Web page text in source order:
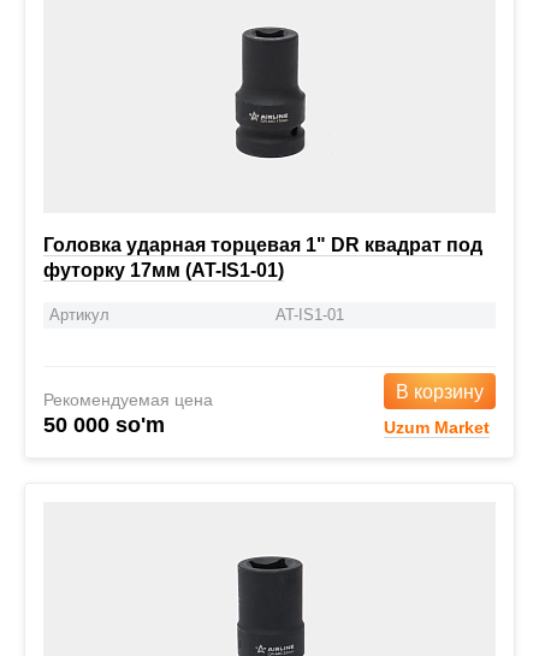
Головка ударная торцевая 1" DR квадрат под
футорку 17мм (AT-IS1-01)
Артикул AT-IS1-01
Рекомендуемая цена
50 000 so'm
В корзину
Uzum Market